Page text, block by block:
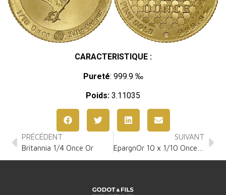
CARACTERISTIQUE :
Pureté: 999.9 ‰
Poids: 3.11035
PRÉCÉDENT
Britannia 1/4 Once Or
SUIVANT